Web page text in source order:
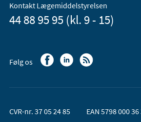
Kontakt Lægemiddelstyrelsen
44 88 95 95 (kl. 9 - 15)
Følg os
CVR-nr. 37 05 24 85 EAN 5798 000